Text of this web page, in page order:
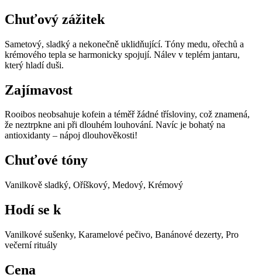
Chuťový zážitek
Sametový, sladký a nekonečně uklidňující. Tóny medu, ořechů a
krémového tepla se harmonicky spojují. Nálev v teplém jantaru,
který hladí duši.
Zajímavost
Rooibos neobsahuje kofein a téměř žádné třísloviny, což znamená,
že neztrpkne ani při dlouhém louhování. Navíc je bohatý na
antioxidanty – nápoj dlouhověkosti!
Chuťové tóny
Vanilkově sladký, Oříškový, Medový, Krémový
Hodí se k
Vanilkové sušenky, Karamelové pečivo, Banánové dezerty, Pro
večerní rituály
Cena